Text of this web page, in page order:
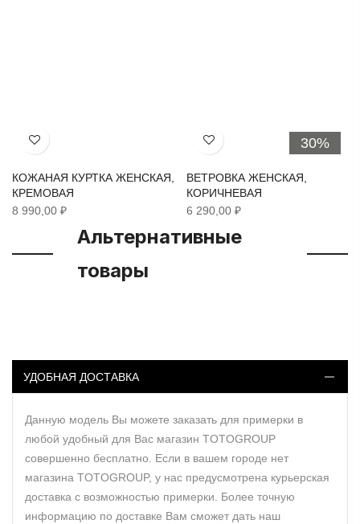
Хочу!
КОЖАНАЯ КУРТКА ЖЕНСКАЯ,
КРЕМОВАЯ
8 990,00 ₽
30%
Хочу!
ВЕТРОВКА ЖЕНСКАЯ,
КОРИЧНЕВАЯ
6 290,00 ₽
Альтернативные
товары
УДОБНАЯ ДОСТАВКА
Данную модель Вы можете заказать для примерки в
любой удобный для Вас магазин TOTOGROUP
совершенно бесплатно. Если в вашем городе нет
магазина TOTOGROUP, у нас предусмотрена курьерская
доставка с возможностью примерки. Более точную
информацию по доставке Вам сможет дать наш